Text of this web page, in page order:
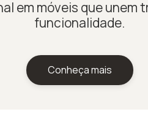
em móveis que unem
funcionalidade.
Conheça mais